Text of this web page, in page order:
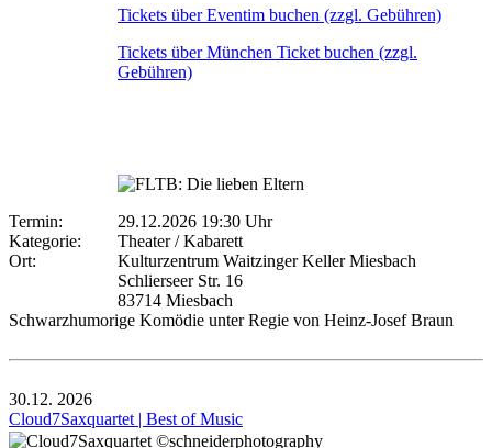
Tickets über Eventim buchen (zzgl. Gebühren)
Tickets über München Ticket buchen (zzgl.
Gebühren)
Termin:
29.12.2026 19:30 Uhr
Kategorie:
Theater / Kabarett
Ort:
Kulturzentrum Waitzinger Keller Miesbach
Schlierseer Str. 16
83714 Miesbach
Schwarzhumorige Komödie unter Regie von Heinz-Josef Braun
30.12. 2026
Cloud7Saxquartet | Best of Music